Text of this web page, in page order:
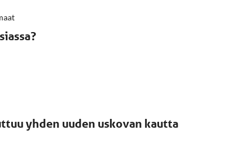
yhden uuden uskovan kautta